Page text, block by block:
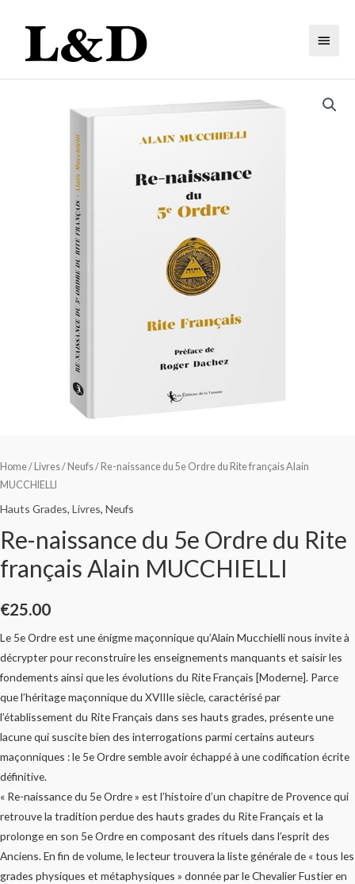
Home/ Livres/ Neufs/ Re-naissance du 5e Ordre du Rite français Alain
MUCCHIELLI
Hauts Grades, Livres, Neufs
Re-naissance du 5e Ordre du Rite
français Alain MUCCHIELLI
€25.00
Le 5e Ordre est une énigme maçonnique qu’Alain Mucchielli nous invite à
décrypter pour reconstruire les enseignements manquants et saisir les
fondements ainsi que les évolutions du Rite Français [Moderne]. Parce
que l’héritage maçonnique du XVIIIe siècle, caractérisé par
l’établissement du Rite Français dans ses hauts grades, présente une
lacune qui suscite bien des interrogations parmi certains auteurs
maçonniques : le 5e Ordre semble avoir échappé à une codification écrite
définitive.
« Re-naissance du 5e Ordre » est l’histoire d’un chapitre de Provence qui
retrouve la tradition perdue des hauts grades du Rite Français et la
prolonge en son 5e Ordre en composant des rituels dans l’esprit des
Anciens. En fin de volume, le lecteur trouvera la liste générale de « tous les
grades physiques et métaphysiques » donnée par le Chevalier Fustier en